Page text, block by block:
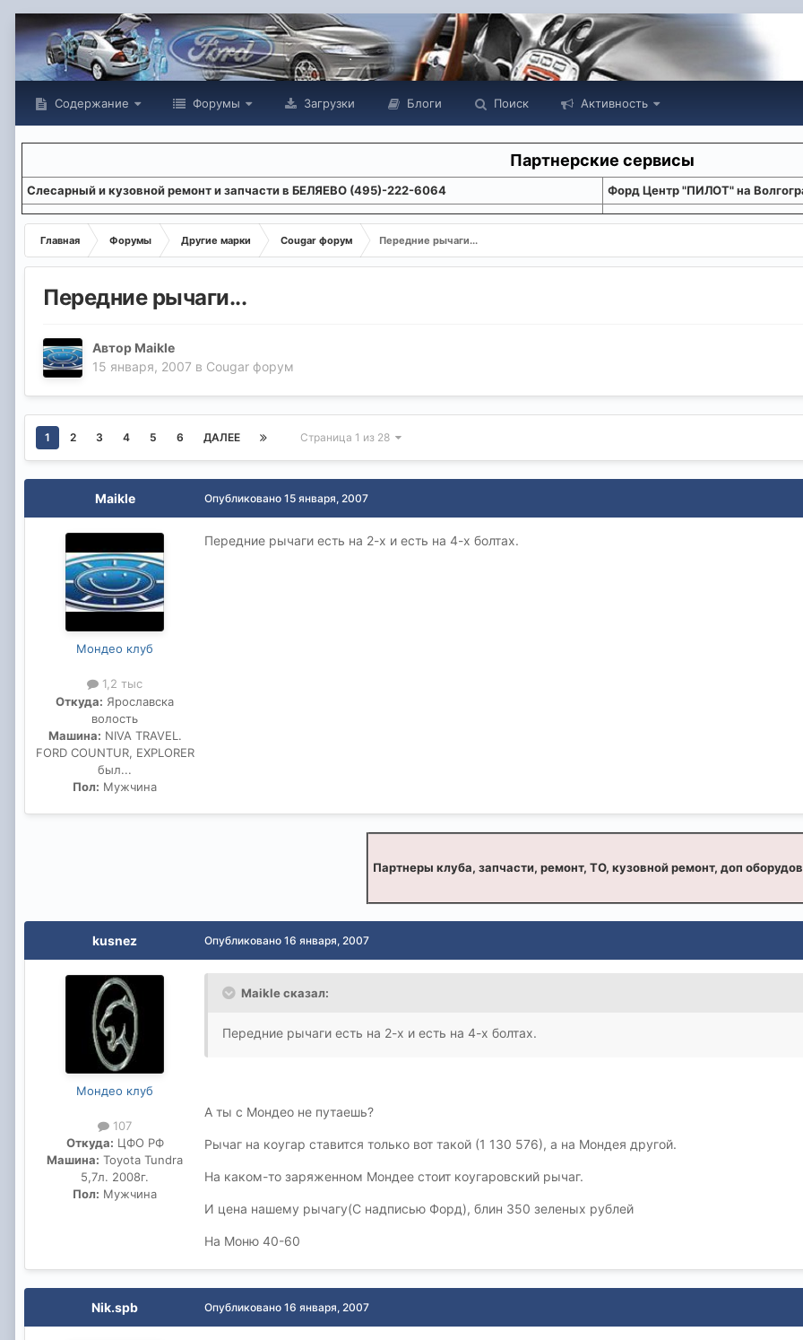
Содержание Форумы Загрузки Блоги Поиск Активность
Партнерские сервисы
Слесарный и кузовной ремонт и запчасти в БЕЛЯЕВО (495)-222-6064 Форд Центр "ПИЛОТ" на
Главная Форумы Другие марки Cougar форум Передние рычаги...
Передние рычаги...
Автор Maikle
15 января, 2007 в Cougar форум
1 2 3 4 5 6 ДАЛЕЕ Страница 1 из 28
Maikle
Мондео клуб
1,2 тыс
Откуда: Ярославска
волость
Машина: NIVA TRAVEL.
FORD COUNTUR, EXPLORER
был...
Пол: Мужчина
Опубликовано 15 января, 2007
Передние рычаги есть на 2-х и есть на 4-х болтах.
Партнеры клуба, запчасти, ремонт, ТО, кузовной ремонт, доп
kusnez
Мондео клуб
107
Откуда: ЦФО РФ
Машина: Toyota Tundra
5,7л. 2008г.
Пол: Мужчина
Опубликовано 16 января, 2007
Maikle сказал:
Передние рычаги есть на 2-х и есть на 4-х болтах.
А ты с Мондео не путаешь?
Рычаг на коугар ставится только вот такой (1 130 576), а на Мондея другой.
На каком-то заряженном Мондее стоит коугаровский рычаг.
И цена нашему рычагу(С надписью Форд), блин 350 зеленых рублей
На Моню 40-60
Nik.spb Опубликовано 16 января, 2007